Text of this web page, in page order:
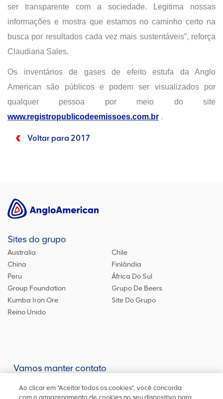
ser transparente com a sociedade. Legitima nossas
informações e mostra que estamos no caminho certo na
busca por resultados cada vez mais sustentáveis”, reforça
Claudiana Sales.
Os inventários de gases de efeito estufa da Anglo
American são públicos e podem ser visualizados por
qualquer pessoa por meio do site
www.registropublicodeemissoes.com.br .
Voltar para 2017
Sites do grupo
Australia
Chile
China
Finlândia
Peru
África Do Sul
Group Foundation
Grupo De Beers
Kumba Iron Ore
Site Do Grupo
Reino Unido
Vamos manter contato
contatoconoscopara outras informações
Ao clicar em “Aceitar todos os cookies”, você concorda
com o armazenamento de cookies no seu dispositivo para